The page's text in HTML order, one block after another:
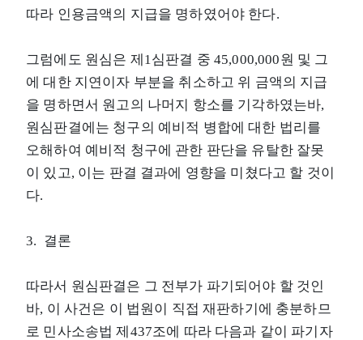
따라 인용금액의 지급을 명하였어야 한다.
그럼에도 원심은 제1심판결 중 45,000,000원 및 그
에 대한 지연이자 부분을 취소하고 위 금액의 지급
을 명하면서 원고의 나머지 항소를 기각하였는바,
원심판결에는 청구의 예비적 병합에 대한 법리를
오해하여 예비적 청구에 관한 판단을 유탈한 잘못
이 있고, 이는 판결 결과에 영향을 미쳤다고 할 것이
다.
3. 결론
따라서 원심판결은 그 전부가 파기되어야 할 것인
바, 이 사건은 이 법원이 직접 재판하기에 충분하므
로 민사소송법 제437조에 따라 다음과 같이 파기자